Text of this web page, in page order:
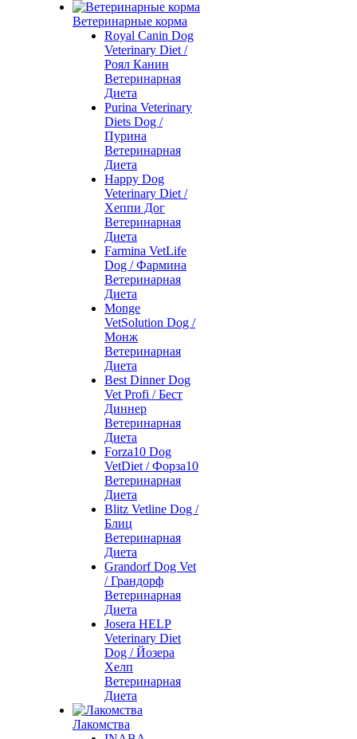
Ветеринарные корма
Royal Canin Dog
Veterinary Diet /
Роял Канин
Ветеринарная
Диета
Purina Veterinary
Diets Dog /
Пурина
Ветеринарная
Диета
Happy Dog
Veterinary Diet /
Хеппи Дог
Ветеринарная
Диета
Farmina VetLife
Dog / Фармина
Ветеринарная
Диета
Monge
VetSolution Dog /
Монж
Ветеринарная
Диета
Best Dinner Dog
Vet Profi / Бест
Диннер
Ветеринарная
Диета
Forza10 Dog
VetDiet / Форза10
Ветеринарная
Диета
Blitz Vetline Dog /
Блиц
Ветеринарная
Диета
Grandorf Dog Vet
/ Грандорф
Ветеринарная
Диета
Josera HELP
Veterinary Diet
Dog / Йозера
Хелп
Ветеринарная
Диета
Лакомства